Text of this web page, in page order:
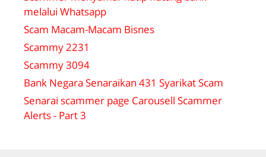
melalui Whatsapp
Scam Macam-Macam Bisnes
Scammy 2231
Scammy 3094
Bank Negara Senaraikan 431 Syarikat Scam
Senarai scammer page Carousell Scammer
Alerts - Part 3